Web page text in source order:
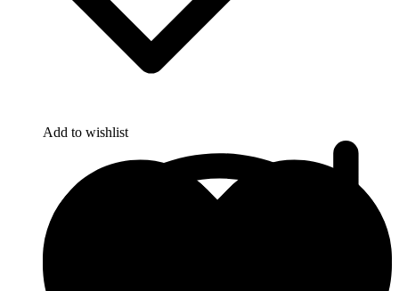
Add to wishlist